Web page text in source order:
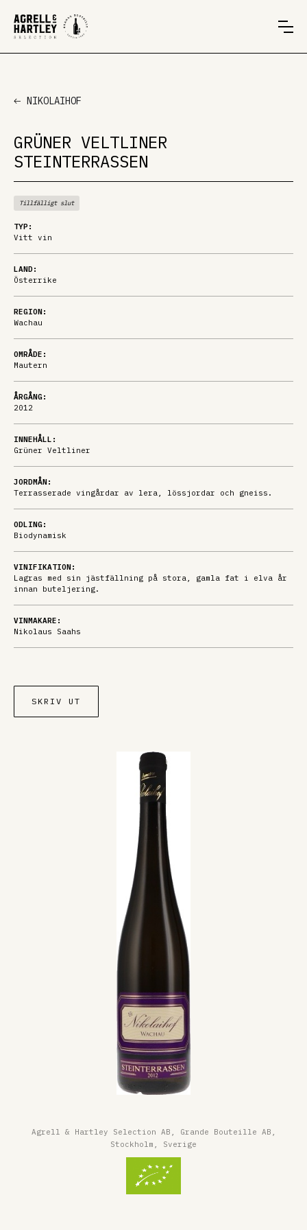
NIKOLAIHOF
GRÜNER VELTLINER
STEINTERRASSEN
Tillfälligt slut
TYP:
Vitt vin
LAND:
Österrike
REGION:
Wachau
OMRÅDE:
Mautern
ÅRGÅNG:
2012
INNEHÅLL:
Grüner Veltliner
JORDMÅN:
Terrasserade vingårdar av lera, lössjordar och gneiss.
ODLING:
Biodynamisk
VINIFIKATION:
Lagras med sin jästfällning på stora, gamla fat i elva år
innan buteljering.
VINMAKARE:
Nikolaus Saahs
SKRIV UT
Agrell & Hartley Selection AB, Grande Bouteille AB,
Stockholm, Sverige